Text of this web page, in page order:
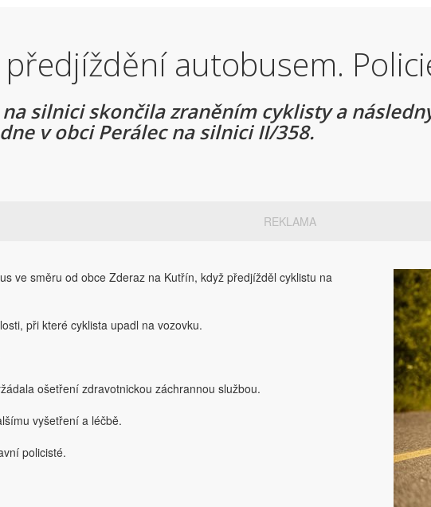
autobusem.
silnici skončila zraněním cyklisty a
v obci Perálec na silnici II/358.
REKLAMA
ve směru od obce Zderaz na Kutřín, když předjížděl cyklistu na
při které cyklista upadl na vozovku.
ošetření zdravotnickou záchrannou službou.
vyšetření a léčbě.
policisté.